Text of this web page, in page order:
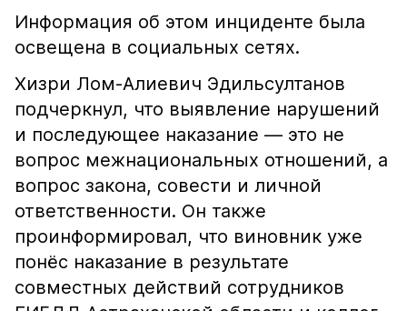
Информация об этом инциденте была
освещена в социальных сетях.
Хизри Лом-Алиевич Эдильсултанов
подчеркнул, что выявление нарушений
и последующее наказание — это не
вопрос межнациональных отношений, а
вопрос закона, совести и личной
ответственности. Он также
проинформировал, что виновник уже
понёс наказание в результате
совместных действий сотрудников